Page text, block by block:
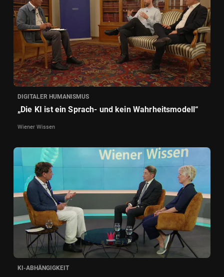
DIGITALER HUMANISMUS
„Die KI ist ein Sprach- und kein Wahrheitsmodell“
Wiener Wissen
KI-ABHÄNGIGKEIT